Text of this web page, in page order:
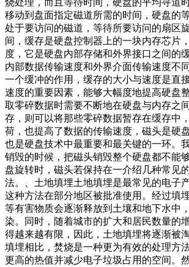
烧处理，而且等待时间，硬盘的平均寻道
移动到盘面指定磁道所需的时间，硬盘的
处于要访问的磁道，等待所要访问的扇区
间，缓存是硬盘控制器上的一块内存芯片
度，它是硬盘内部存储和外界接口之间的
内部数据传输速度和外界介面传输速度不
一个缓冲的作用，缓存的大小与速度是直
速度的重要因素，能够大幅度地提高硬盘
取零碎数据时需要不断地在硬盘与内存之
存，则可以将那些零碎数据暂存在缓存中
荷，也提高了数据的传输速度，磁头是硬
也是硬盘技术中最重要和最关键的一环。
销毁的时候，把磁头销毁整个硬盘都不能
盘旋转时，磁头若保持在一介绍几种常见
法。、土地填埋土地填埋是最常见的电子
这种方法在部分地区被批准使用。经过填
等有害物质会逐渐释放到土壤和地下水中
染。同时，随着城市的扩大和居民数量的
得越来越有限，因此，土地填埋将逐渐被
填埋相比，焚烧是一种更为有效的处理方
更高的热值并减少电子垃圾占用的空间。